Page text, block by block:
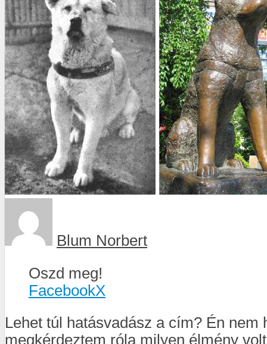
Blum Norbert
Oszd meg!
FacebookX
Lehet túl hatásvadász a cím? Én nem
megkérdeztem róla milyen élmény